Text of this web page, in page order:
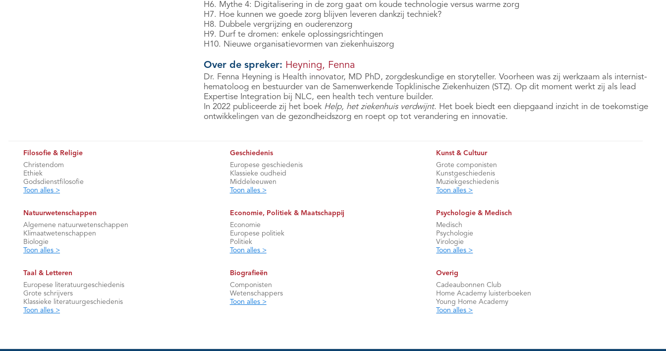
H6. Mythe 4: Digitalisering in de zorg gaat om koude technologie versus warme zorg
H7. Hoe kunnen we goede zorg blijven leveren dankzij techniek?
H8. Dubbele vergrijzing en ouderenzorg
H9. Durf te dromen: enkele oplossingsrichtingen
H10. Nieuwe organisatievormen van ziekenhuiszorg
Over de spreker: Heyning, Fenna
Dr. Fenna Heyning is Health innovator, MD PhD, zorgdeskundige en storyteller. Voorheen was zij werkzaam als internist-
hematoloog en bestuurder van de Samenwerkende Topklinische Ziekenhuizen (STZ). Op dit moment werkt zij als lead
Expertise Integration bij NLC, een health tech venture builder.
In 2022 publiceerde zij het boek Help, het ziekenhuis verdwijnt. Het boek biedt een diepgaand inzicht in de toekomstige
ontwikkelingen van de gezondheidszorg en roept op tot verandering en innovatie.
Filosofie & Religie
Christendom
Ethiek
Godsdienstfilosofie
Toon alles >
Geschiedenis
Europese geschiedenis
Klassieke oudheid
Middeleeuwen
Toon alles >
Kunst & Cultuur
Grote componisten
Kunstgeschiedenis
Muziekgeschiedenis
Toon alles >
Natuurwetenschappen
Algemene natuurwetenschappen
Klimaatwetenschappen
Biologie
Toon alles >
Economie, Politiek & Maatschappij
Economie
Europese politiek
Politiek
Toon alles >
Psychologie & Medisch
Medisch
Psychologie
Virologie
Toon alles >
Taal & Letteren
Europese literatuurgeschiedenis
Grote schrijvers
Klassieke literatuurgeschiedenis
Toon alles >
Biografieën
Componisten
Wetenschappers
Toon alles >
Overig
Cadeaubonnen Club
Home Academy luisterboeken
Young Home Academy
Toon alles >